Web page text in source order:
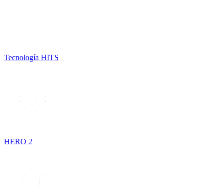
Tecnología HITS
HERO 2